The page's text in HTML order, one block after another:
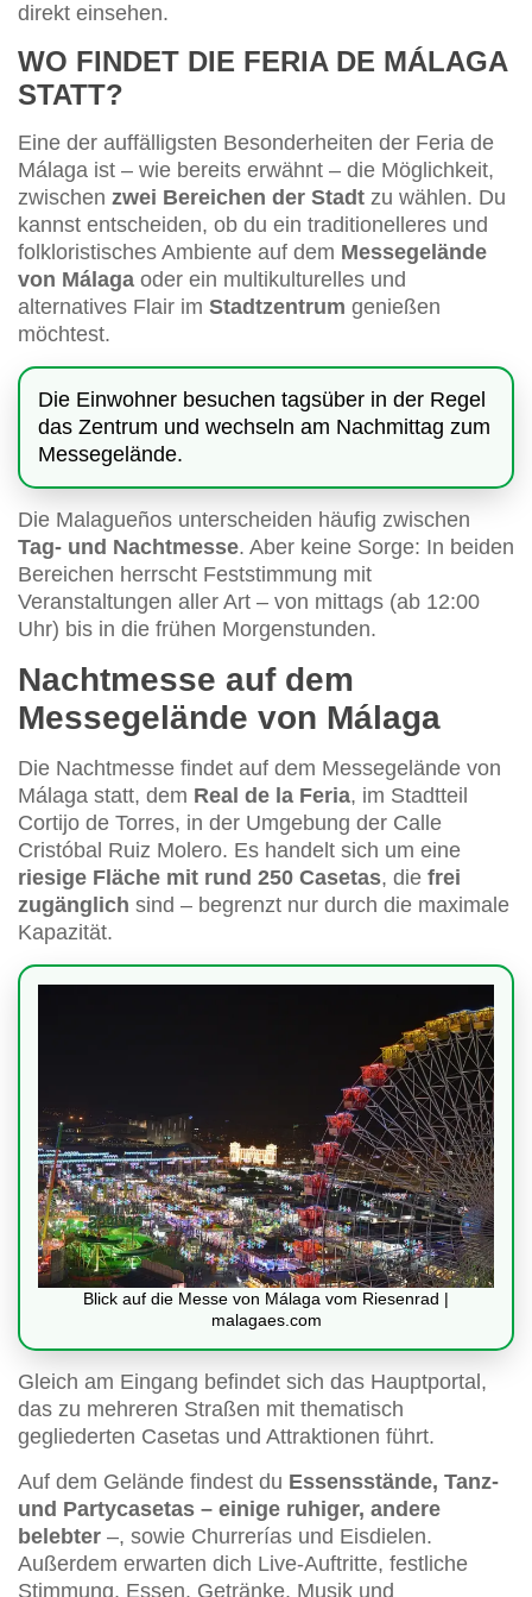
direkt einsehen.
WO FINDET DIE FERIA DE MÁLAGA
STATT?
Eine der auffälligsten Besonderheiten der Feria de
Málaga ist – wie bereits erwähnt – die Möglichkeit,
zwischen zwei Bereichen der Stadt zu wählen. Du
kannst entscheiden, ob du ein traditionelleres und
folkloristisches Ambiente auf dem Messegelände
von Málaga oder ein multikulturelles und
alternatives Flair im Stadtzentrum genießen
möchtest.
Die Einwohner besuchen tagsüber in der Regel
das Zentrum und wechseln am Nachmittag zum
Messegelände.
Die Malagueños unterscheiden häufig zwischen
Tag- und Nachtmesse. Aber keine Sorge: In beiden
Bereichen herrscht Feststimmung mit
Veranstaltungen aller Art – von mittags (ab 12:00
Uhr) bis in die frühen Morgenstunden.
Nachtmesse auf dem
Messegelände von Málaga
Die Nachtmesse findet auf dem Messegelände von
Málaga statt, dem Real de la Feria, im Stadtteil
Cortijo de Torres, in der Umgebung der Calle
Cristóbal Ruiz Molero. Es handelt sich um eine
riesige Fläche mit rund 250 Casetas, die frei
zugänglich sind – begrenzt nur durch die maximale
Kapazität.
Blick auf die Messe von Málaga vom Riesenrad |
malagaes.com
Gleich am Eingang befindet sich das Hauptportal,
das zu mehreren Straßen mit thematisch
gegliederten Casetas und Attraktionen führt.
Auf dem Gelände findest du Essensstände, Tanz-
und Partycasetas – einige ruhiger, andere
belebter –, sowie Churrerías und Eisdielen.
Außerdem erwarten dich Live-Auftritte, festliche
Stimmung, Essen, Getränke, Musik und